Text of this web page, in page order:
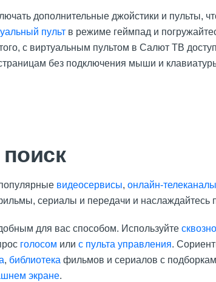
дополнительные джойстики и пульты,
пульт в режиме геймпад и
с виртуальным пультом в Салют ТВ
без подключения мыши и
видеосервисы, онлайн-телеканалы
сериалы и передачи и наслаждайтесь
для вас способом. Используйте
голосом или с пульта управления.
, библиотека фильмов и сериалов с
экране.